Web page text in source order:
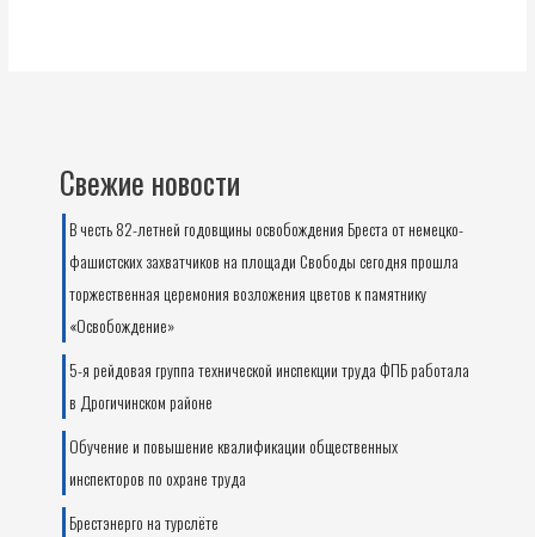
Свежие новости
В честь 82-летней годовщины освобождения Бреста от немецко-
фашистских захватчиков на площади Свободы сегодня прошла
торжественная церемония возложения цветов к памятнику
«Освобождение»
5-я рейдовая группа технической инспекции труда ФПБ работала
в Дрогичинском районе
Обучение и повышение квалификации общественных
инспекторов по охране труда
Брестэнерго на турслёте